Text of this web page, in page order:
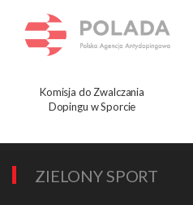
Komisja do Zwalczania
Dopingu w Sporcie
ZIELONY SPORT